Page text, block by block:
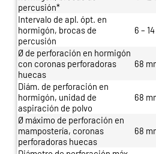
percusión*
Intervalo de apl. ópt. en
hormigón, brocas de
percusión
6 –
Ø de perforación en hormigón
con coronas perforadoras
huecas
68
Diám. de perforación en
hormigón, unidad de
aspiración de polvo
68
Ø máximo de perforación en
mampostería, coronas
perforadoras huecas
68